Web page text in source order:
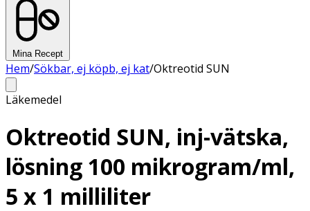
Mina Recept
Hem/Sökbar, ej köpb, ej kat/Oktreotid SUN
Läkemedel
Oktreotid SUN, inj-vätska,
lösning 100 mikrogram/ml,
5 x 1 milliliter